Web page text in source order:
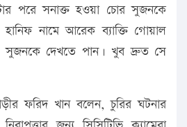
পরে সনাক্ত হওয়া চোর সুজনকে
নামে আরেক ব্যাক্তি গোয়াল
সুজনকে দেখতে পান। খুব দ্রুত সে
ফরিদ খান বলেন, চুরির ঘটনার